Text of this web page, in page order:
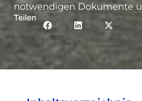
notwendigen Dokumente
Teilen